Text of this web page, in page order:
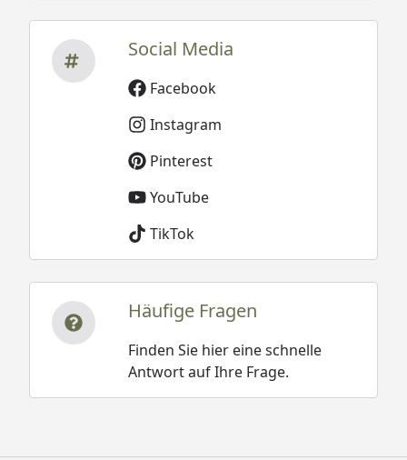
Social Media
Facebook
Instagram
Pinterest
YouTube
TikTok
Häufige Fragen
Finden Sie hier eine schnelle
Antwort auf Ihre Frage.